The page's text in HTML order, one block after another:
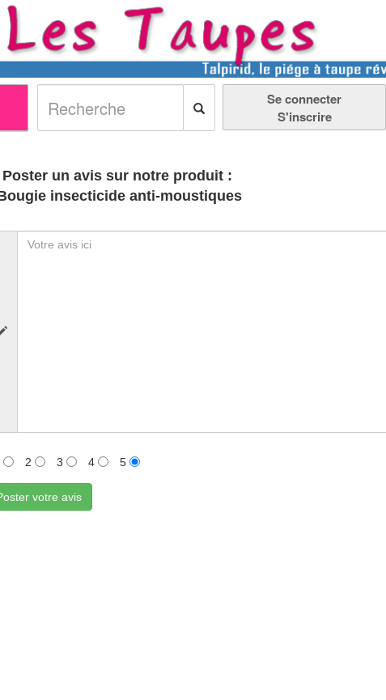
Se connecter
S'inscrire
Poster un avis sur notre produit :
insecticide anti-moustiques
2 3 4 5
votre avis